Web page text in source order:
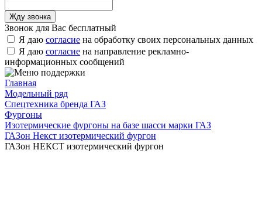
Звонок для Вас бесплатный
Я даю согласие на обработку своих персональных данных
Я даю согласие на направление рекламно-
информационных сообщений
Главная
Модельный ряд
Спецтехника бренда ГАЗ
Фургоны
Изотермические фургоны на базе шасси марки ГАЗ
ГАЗон Некст изотермический фургон
ГАЗон НЕКСТ изотермический фургон